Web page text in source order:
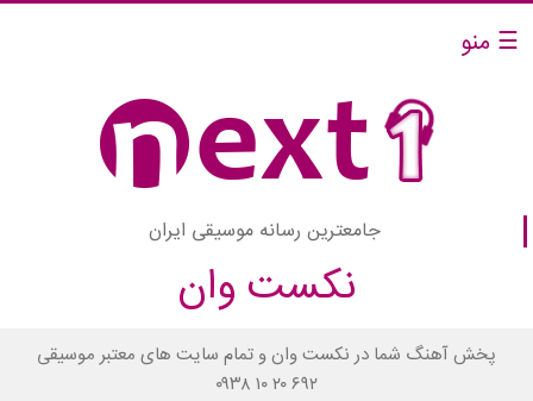
☰ منو
جامعترین رسانه موسیقی ایران
نکست وان
پخش آهنگ شما در نکست وان و تمام سایت های معتبر موسیقی
۰۹۳۸ ۱۰ ۲۰ ۶۹۲